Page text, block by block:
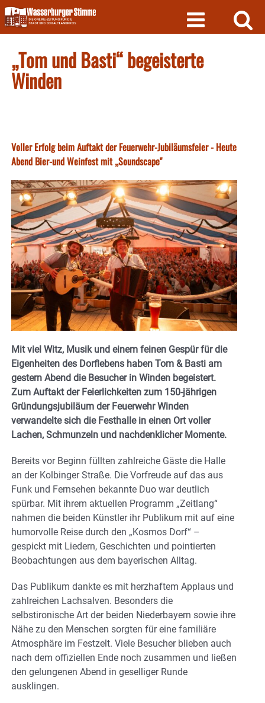
Skip
to
content
„Tom und Basti“ begeisterte
Winden
Voller Erfolg beim Auftakt der Feuerwehr-Jubiläumsfeier - Heute
Abend Bier-und Weinfest mit „Soundscape"
Mit viel Witz, Musik und einem feinen Gespür für die
Eigenheiten des Dorflebens haben Tom & Basti am
gestern Abend die Besucher in Winden begeistert.
Zum Auftakt der Feierlichkeiten zum 150-jährigen
Gründungsjubiläum der Feuerwehr Winden
verwandelte sich die Festhalle in einen Ort voller
Lachen, Schmunzeln und nachdenklicher Momente.
Bereits vor Beginn füllten zahlreiche Gäste die Halle
an der Kolbinger Straße. Die Vorfreude auf das aus
Funk und Fernsehen bekannte Duo war deutlich
spürbar. Mit ihrem aktuellen Programm „Zeitlang“
nahmen die beiden Künstler ihr Publikum mit auf eine
humorvolle Reise durch den „Kosmos Dorf“ –
gespickt mit Liedern, Geschichten und pointierten
Beobachtungen aus dem bayerischen Alltag.
Das Publikum dankte es mit herzhaftem Applaus und
zahlreichen Lachsalven. Besonders die
selbstironische Art der beiden Niederbayern sowie ihre
Nähe zu den Menschen sorgten für eine familiäre
Atmosphäre im Festzelt. Viele Besucher blieben auch
nach dem offiziellen Ende noch zusammen und ließen
den gelungenen Abend in geselliger Runde
ausklingen.